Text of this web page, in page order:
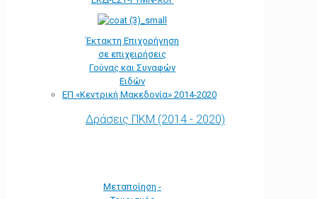
Έκτακτη Επιχορήγηση
σε επιχειρήσεις
Γούνας και Συναφών
Ειδών
ΕΠ «Kεντρική Μακεδονία» 2014-2020
Δράσεις ΠΚΜ (2014 - 2020)
Μεταποίηση -